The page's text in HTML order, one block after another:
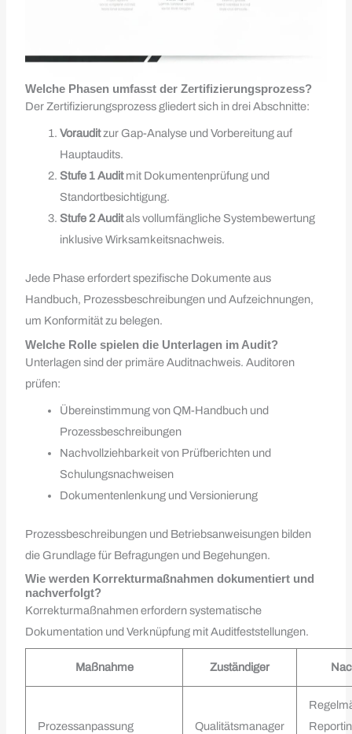
Welche Phasen umfasst der Zertifizierungsprozess?
Der Zertifizierungsprozess gliedert sich in drei Abschnitte:
Vorauditzur Gap-Analyse und Vorbereitung auf
Hauptaudits.
Stufe 1 Auditmit Dokumentenprüfung und
Standortbesichtigung.
Stufe 2 Auditals vollumfängliche Systembewertung
inklusive Wirksamkeitsnachweis.
Jede Phase erfordert spezifische Dokumente aus
Handbuch, Prozessbeschreibungen und Aufzeichnungen,
um Konformität zu belegen.
Welche Rolle spielen die Unterlagen im Audit?
Unterlagen sind der primäre Auditnachweis. Auditoren
prüfen:
Übereinstimmung von QM-Handbuch und
Prozessbeschreibungen
Nachvollziehbarkeit von Prüfberichten und
Schulungsnachweisen
Dokumentenlenkung und Versionierung
Prozessbeschreibungen und Betriebsanweisungen bilden
die Grundlage für Befragungen und Begehungen.
Wie werden Korrekturmaßnahmen dokumentiert und
nachverfolgt?
Korrekturmaßnahmen erfordern systematische
Dokumentation und Verknüpfung mit Auditfeststellungen.
Maßnahme Zuständiger
Prozessanpassung Qualitätsmanager